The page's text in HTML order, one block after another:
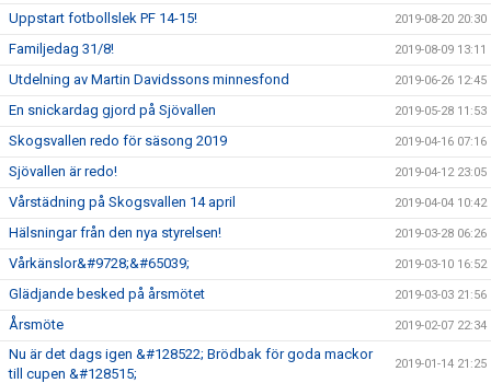
Uppstart fotbollslek PF 14-15! 2019-08-20 20:30
Familjedag 31/8! 2019-08-09 13:11
Utdelning av Martin Davidssons minnesfond 2019-06-26 12:45
En snickardag gjord på Sjövallen 2019-05-28 11:53
Skogsvallen redo för säsong 2019 2019-04-16 07:16
Sjövallen är redo! 2019-04-12 23:05
Vårstädning på Skogsvallen 14 april 2019-04-04 10:42
Hälsningar från den nya styrelsen! 2019-03-28 06:26
Vårkänslor&#9728;&#65039; 2019-03-10 16:52
Glädjande besked på årsmötet 2019-03-03 21:56
Årsmöte 2019-02-07 22:34
Nu är det dags igen &#128522; Brödbak för goda mackor
till cupen &#128515;
2019-01-14 21:25